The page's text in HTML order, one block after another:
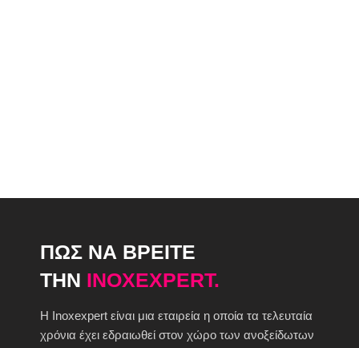
ΠΩΣ ΝΑ ΒΡΕΙΤΕ
ΤΗΝ INOXEXPERT.
H Inoxexpert είναι μια εταιρεία η οποία τα τελευταία
χρόνια έχει εδραιωθεί στον χώρο των ανοξείδωτων